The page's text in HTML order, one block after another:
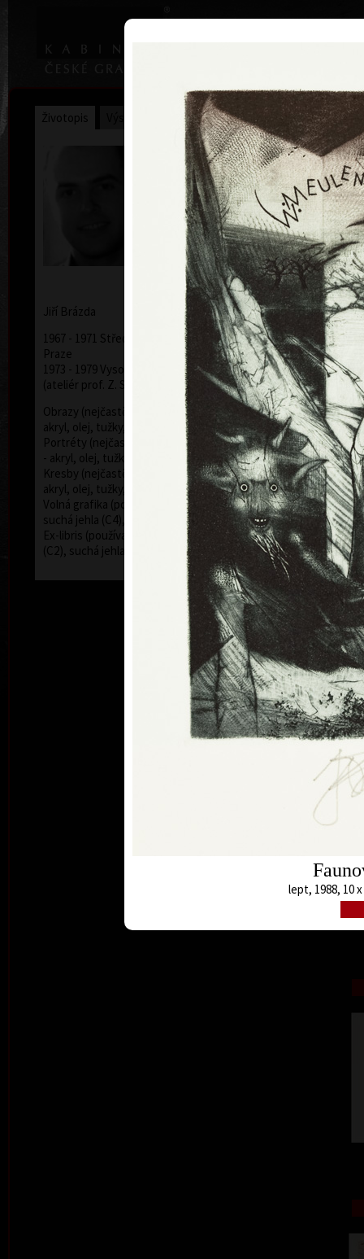
Životopis Ocenění Sbírky
Jiří Brázda
* 9. 5. 1952
Jiří Brázda
1967 - 1971 Střední uměleckoprůmyslová škola v
Praze
1973 - 1979 Vysoká škola uměleckoprůmyslová v Praze
(ateliér prof. Z. Sklenáře a J. Mikuly)
Obrazy (nejčastěji používaná technika kombinovaná -
akryl, olej, tužky, barevné inkousty - plátno, sololit)
Portréty (nejčastěji používaná technika kombinovaná
- akryl, olej, tužky, barevné inkousty - plátno, sololit)
Kresby (nejčastěji používaná technika kombinovaná -
akryl, olej, tužky, barevné inkousty - papír)
Volná grafika (používaná technika kombinovaná -
suchá jehla (C4), rytina (C2), mezzotinta (C7))
Ex-libris (používaná technika kombinovaná - mědiryt
(C2), suchá jehla (C4), mezzotinta (C7))
lept, 1988, 10